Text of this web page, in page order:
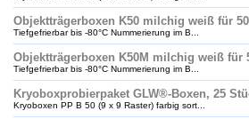
Objektträgerboxen K50 milchig weiß für
Tiefgefrierbar bis -80°C Nummerierung im B...
Objektträgerboxen K50M milchig weiß für
Tiefgefrierbar bis -80°C Nummerierung im B...
Kryoboxprobierpaket GLW®-Boxen, 25
Kryoboxen PP B 50 (9 x 9 Raster) farbig sort...